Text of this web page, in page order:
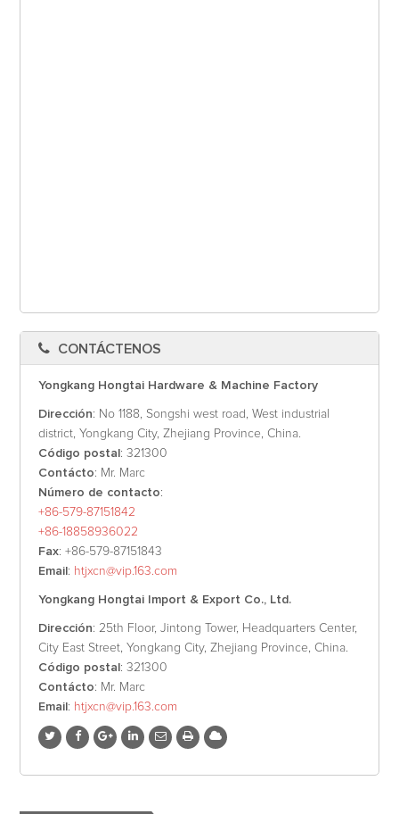
CONTÁCTENOS
Yongkang Hongtai Hardware & Machine Factory
Dirección: No 1188, Songshi west road, West industrial
district, Yongkang City, Zhejiang Province, China.
Código postal : 321300
Contácto: Mr. Marc
Número de contacto:
+86-579-87151842
+86-18858936022
Fax: +86-579-87151843
Email : htjxcn@vip.163.com
Yongkang Hongtai Import & Export Co., Ltd.
Dirección: 25th Floor, Jintong Tower, Headquarters Center,
City East Street, Yongkang City, Zhejiang Province, China.
Código postal : 321300
Contácto: Mr. Marc
Email : htjxcn@vip.163.com